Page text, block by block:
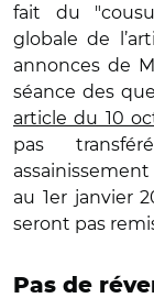
fait du
globale de
annonces de
séance des
article du 10
pas
au 1er janvier
seront pas
Pas de